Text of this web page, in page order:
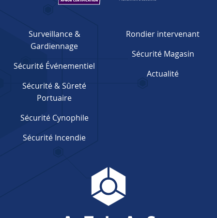
Surveillance &
Gardiennage
Sécurité Événementiel
Sécurité & Sûreté
Portuaire
Sécurité Cynophile
Sécurité Incendie
Rondier intervenant
Sécurité Magasin
Actualité